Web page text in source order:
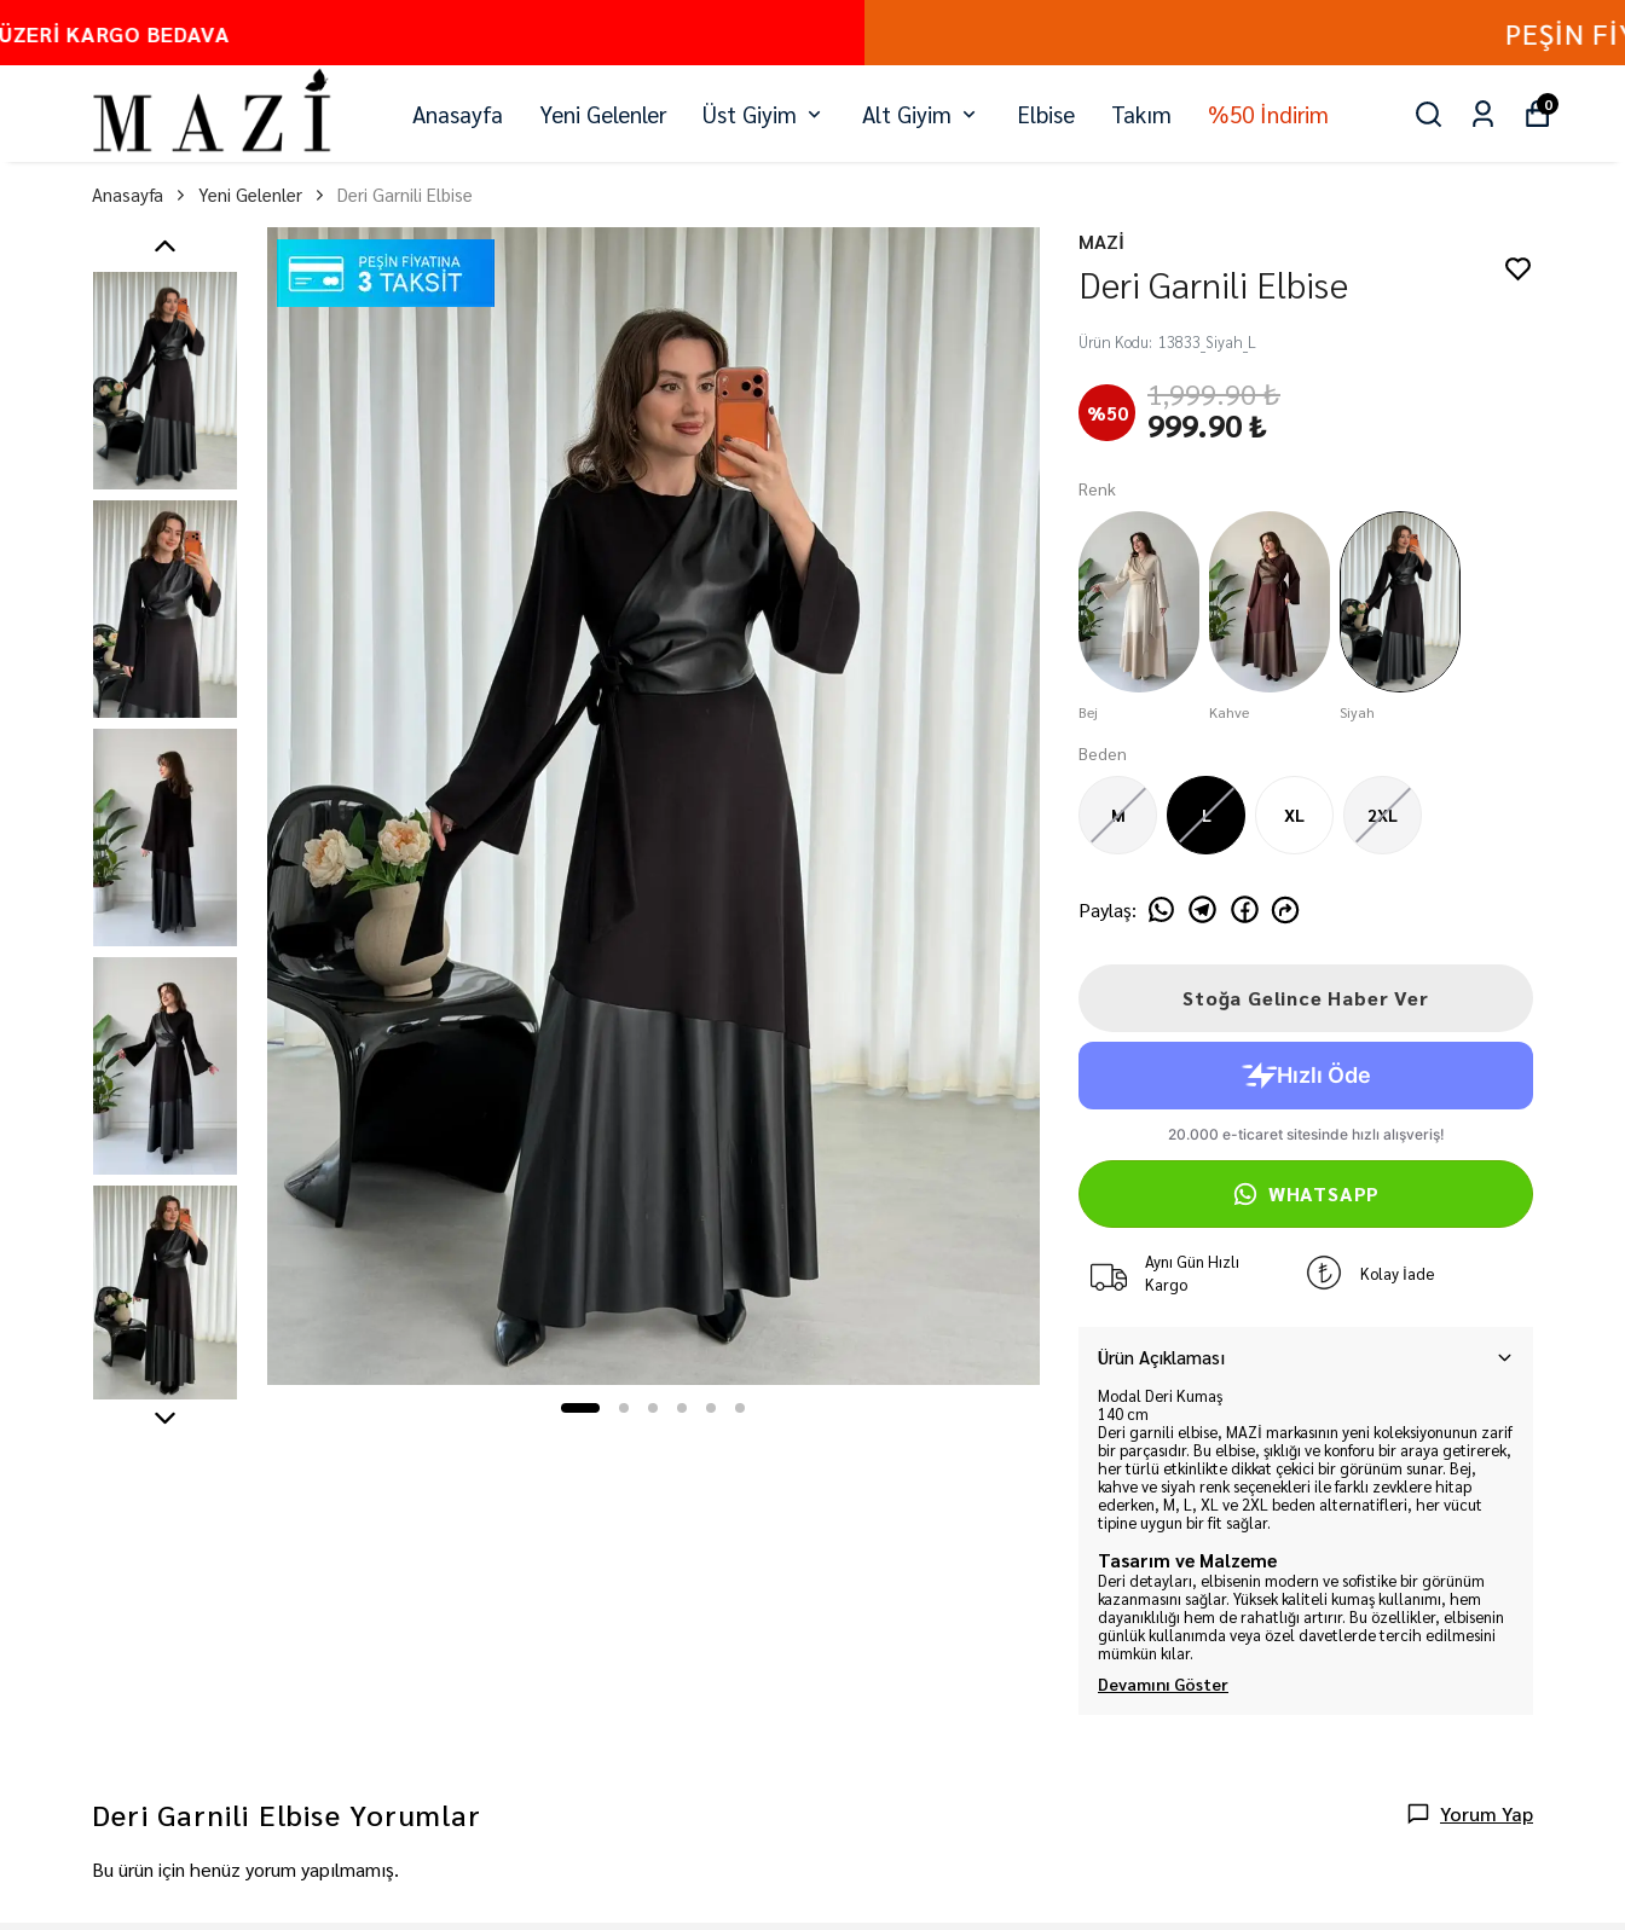
Anasayfa Yeni Gelenler Üst Giyim Alt Giyim Elbise Takım %50 İndirim 0
Anasayfa Yeni Gelenler Deri Garnili Elbise
MAZİ
Deri Garnili Elbise
Ürün Kodu: 13833_Siyah_L
%50 1,999.90 ₺
999.90 ₺
Renk
Bej Kahve Siyah
Beden
M L XL 2XL
Paylaş:
Stoğa Gelince Haber Ver
WHATSAPP
Aynı Gün Hızlı
Kargo
Kolay İade
Ürün Açıklaması
Modal Deri Kumaş
140 cm
Deri garnili elbise, MAZİ markasının yeni koleksiyonunun zarif
bir parçasıdır. Bu elbise, şıklığı ve konforu bir araya getirerek,
her türlü etkinlikte dikkat çekici bir görünüm sunar. Bej,
kahve ve siyah renk seçenekleri ile farklı zevklere hitap
ederken, M, L, XL ve 2XL beden alternatifleri, her vücut
tipine uygun bir fit sağlar.
Tasarım ve Malzeme
Deri detayları, elbisenin modern ve sofistike bir görünüm
kazanmasını sağlar. Yüksek kaliteli kumaş kullanımı, hem
dayanıklılığı hem de rahatlığı artırır. Bu özellikler, elbisenin
günlük kullanımda veya özel davetlerde tercih edilmesini
mümkün kılar.
Devamını Göster
Deri Garnili Elbise Yorumlar Yorum Yap
Bu ürün için henüz yorum yapılmamış.